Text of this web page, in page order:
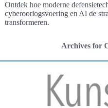
Ontdek hoe moderne
cyberoorlogsvoering en AI de
transformeren.
Archives for